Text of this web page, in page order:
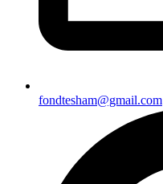
fondtesham@gmail.com